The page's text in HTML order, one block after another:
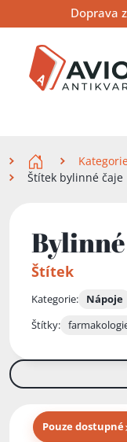
na
obsah
na
navigaci
na
vyhledávání
Doprava
Štítek bylinné čaje
Štítek
Kategorie: Nápoje
Štítky:
Pouze dostupné